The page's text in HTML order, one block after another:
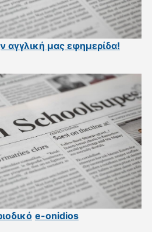
αγγλική μας εφημερίδα!
e-onidios